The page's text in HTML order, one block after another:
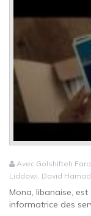
Avec Golshifteh
Liddawi, David
Mona, libanaise,
informatrice des